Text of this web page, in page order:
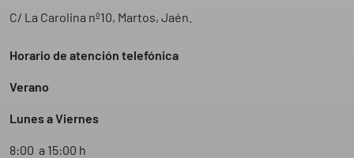
C/ La Carolina nº10, Martos, Jaén.
Horario de atención telefónica
Verano
Lunes a Viernes
8:00 a 15:00 h